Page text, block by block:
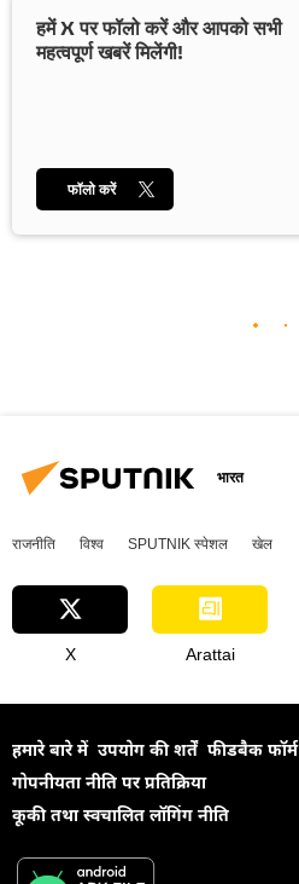
हमें X पर फॉलो करें और आपको सभी
महत्वपूर्ण खबरें मिलेंगी!
फॉलो करें
भारत
राजनीति विश्व SPUTNIK स्पेशल खेल
X Arattai
हमारे बारे में उपयोग की शर्तें फीडबैक फॉर्म
गोपनीयता नीति पर प्रतिक्रिया
कूकी तथा स्वचालित लॉगिंग नीति